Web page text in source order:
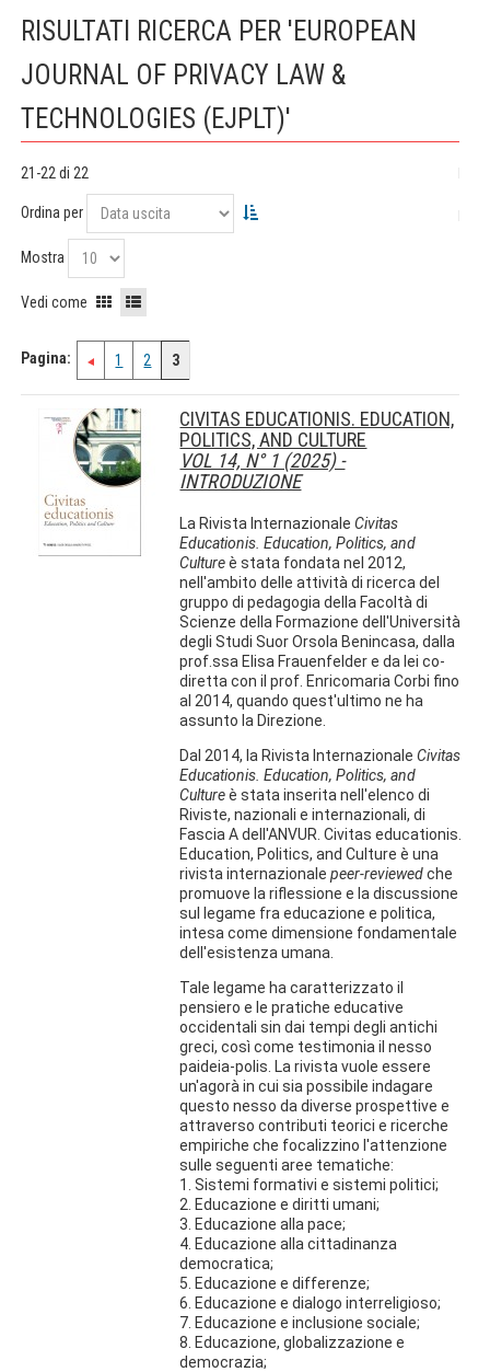
RISULTATI RICERCA PER 'EUROPEAN
JOURNAL OF PRIVACY LAW &
TECHNOLOGIES (EJPLT)'
21-22 di 22
Ordina per
Mostra
Vedi come
Pagina: 1 2 3
CIVITAS EDUCATIONIS. EDUCATION,
POLITICS, AND CULTURE
VOL 14, N° 1 (2025) -
INTRODUZIONE
La Rivista InternazionaleCivitas
Educationis. Education, Politics, and
Cultureè stata fondata nel 2012,
nell'ambito delle attività di ricerca del
gruppo di pedagogia della Facoltà di
Scienze della Formazione dell'Università
degli Studi Suor Orsola Benincasa, dalla
prof.ssa Elisa Frauenfelder e da lei co-
diretta con il prof. Enricomaria Corbi fino
al 2014, quando quest'ultimo ne ha
assunto la Direzione.
Dal 2014, la Rivista InternazionaleCivitas
Educationis. Education, Politics, and
Cultureè stata inserita nell'elenco di
Riviste, nazionali e internazionali, di
Fascia A dell'ANVUR. Civitas educationis.
Education, Politics, and Culture è una
rivista internazionalepeer-reviewedche
promuove la riflessione e la discussione
sul legame fra educazione e politica,
intesa come dimensione fondamentale
dell'esistenza umana.
Tale legame ha caratterizzato il
pensiero e le pratiche educative
occidentali sin dai tempi degli antichi
greci, così come testimonia il nesso
paideia-polis. La rivista vuole essere
un'agorà in cui sia possibile indagare
questo nesso da diverse prospettive e
attraverso contributi teorici e ricerche
empiriche che focalizzino l'attenzione
sulle seguenti aree tematiche:
1. Sistemi formativi e sistemi politici;
2. Educazione e diritti umani;
3. Educazione alla pace;
4. Educazione alla cittadinanza
democratica;
5. Educazione e differenze;
6. Educazione e dialogo interreligioso;
7. Educazione e inclusione sociale;
8. Educazione, globalizzazione e
democrazia;